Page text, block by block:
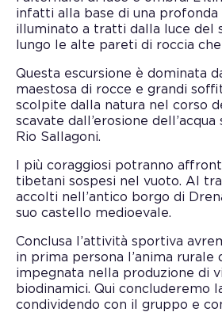
infatti alla base di una profonda
illuminato a tratti dalla luce del
lungo le alte pareti di roccia
Questa escursione è dominata
maestosa di rocce e grandi
scolpite dalla natura nel corso
scavate dall’erosione dell’acqua
Rio Sallagoni.
I più coraggiosi potranno
tibetani sospesi nel vuoto. Al
accolti nell’antico borgo di
suo castello medioevale.
Conclusa l’attività sportiva
in prima persona l’anima rurale
impegnata nella produzione di
biodinamici. Qui concluderemo
condividendo con il gruppo e